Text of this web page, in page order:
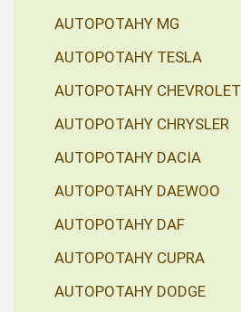
AUTOPOTAHY MG
AUTOPOTAHY TESLA
AUTOPOTAHY CHEVROLET
AUTOPOTAHY CHRYSLER
AUTOPOTAHY DACIA
AUTOPOTAHY DAEWOO
AUTOPOTAHY DAF
AUTOPOTAHY CUPRA
AUTOPOTAHY DODGE